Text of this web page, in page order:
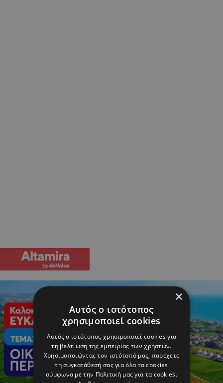
×
Αυτός ο ιστότοπος
χρησιμοποιεί cookies
Αυτός ο ιστότοπος χρησιμοποιεί cookies για
τη βελτίωση της εμπειρίας των χρηστών.
Χρησιμοποιώντας τον ιστότοπό μας, παρέχετε
τη συγκατάθεσή σας για όλα τα cookies
σύμφωνα με την Πολιτική μας για τα cookies.